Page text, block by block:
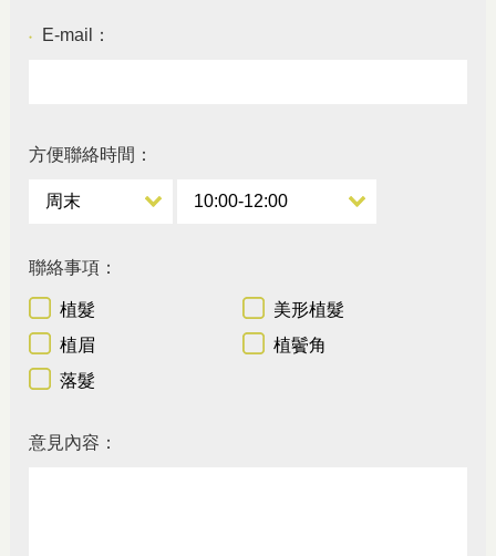
● E-mail：
方便聯絡時間：
聯絡事項：
植髮
美形植髮
植眉
植鬢角
落髮
意見內容：